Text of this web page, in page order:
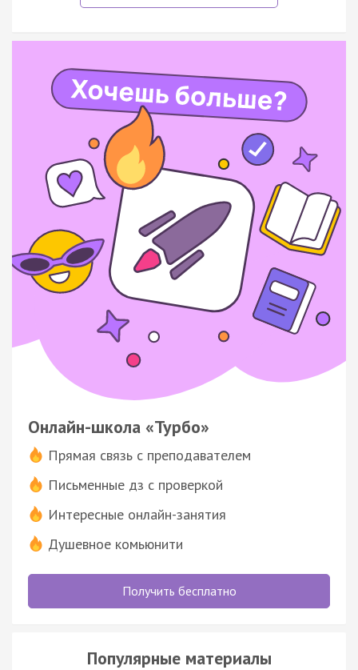
Онлайн-школа «Турбо»
Прямая связь с преподавателем
Письменные дз с проверкой
Интересные онлайн-занятия
Душевное комьюнити
Получить бесплатно
Популярные материалы